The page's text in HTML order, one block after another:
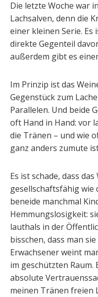
Die letzte Woche war
Lachsalven, denn die
einer kleinen Serie. Es
direkte Gegenteil
außerdem gibt es
Im Prinzip ist das
Gegenstück zum
Parallelen. Und beide
oft Hand in Hand: vor
die Tränen – und wie
ganz anders zumute
Es ist schade, dass
gesellschaftsfähig wie
beneide manchmal
Hemmungslosigkeit:
lauthals in der
bisschen, dass man
Erwachsener weint
im geschützten Raum.
absolute
meinen Tränen freien